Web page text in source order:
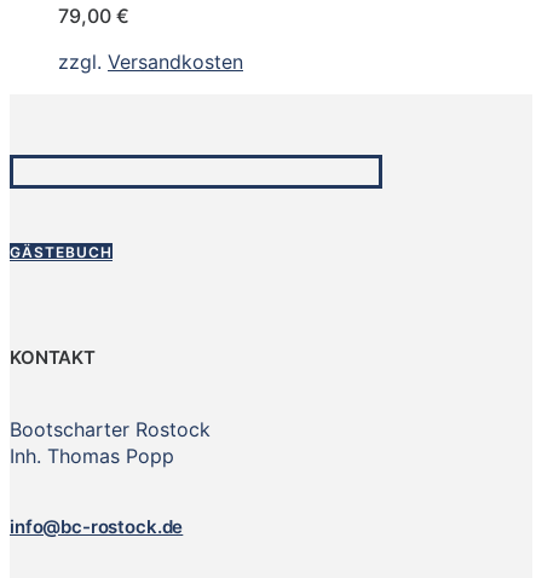
79,00 €
zzgl. Versandkosten
GÄSTEBUCH
KONTAKT
Bootscharter Rostock
Inh. Thomas Popp
info@bc-rostock.de